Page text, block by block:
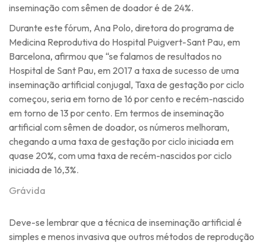
inseminação com sêmen de doador é de 24%.
Durante este fórum, Ana Polo, diretora do programa de
Medicina Reprodutiva do Hospital Puigvert-Sant Pau, em
Barcelona, ​​afirmou que “se falamos de resultados no
Hospital de Sant Pau, em 2017 a taxa de sucesso de uma
inseminação artificial conjugal, Taxa de gestação por ciclo
começou, seria em torno de 16 por cento e recém-nascido
em torno de 13 por cento. Em termos de inseminação
artificial com sêmen de doador, os números melhoram,
chegando a uma taxa de gestação por ciclo iniciada em
quase 20%, com uma taxa de recém-nascidos por ciclo
iniciada de 16,3%.
Grávida
Deve-se lembrar que a técnica de inseminação artificial é
simples e menos invasiva que outros métodos de reprodução